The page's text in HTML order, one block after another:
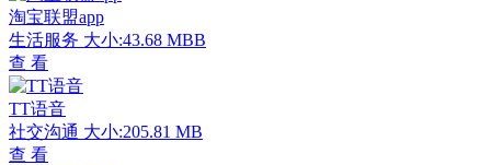
淘宝联盟app
生活服务 大小:43.68 MBB
查 看
TT语音
社交沟通 大小:205.81 MB
查 看